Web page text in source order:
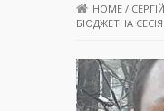
HOME /
БЮДЖЕТНА